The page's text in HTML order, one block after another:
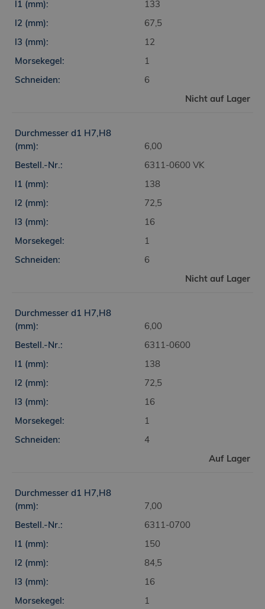
133
67,5
12
1
6
Nicht auf Lager
6,00
6311-0600 VK
138
72,5
16
1
6
Nicht auf Lager
6,00
6311-0600
138
72,5
16
1
4
Auf Lager
7,00
6311-0700
150
84,5
16
1